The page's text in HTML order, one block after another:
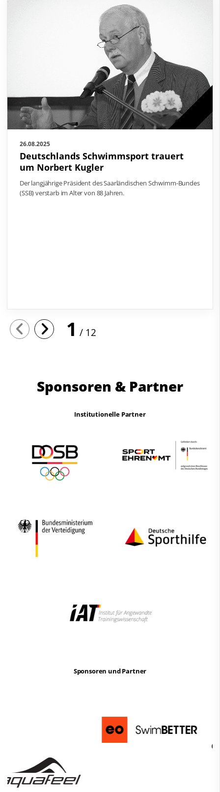
26.08.2025
Deutschlands Schwimmsport trauert
um Norbert Kugler
Der langjährige Präsident des Saarländischen Schwimm-Bundes
(SSB) verstarb im Alter von 88 Jahren.
1 12
Sponsoren & Partner
Institutionelle Partner
Sponsoren und Partner